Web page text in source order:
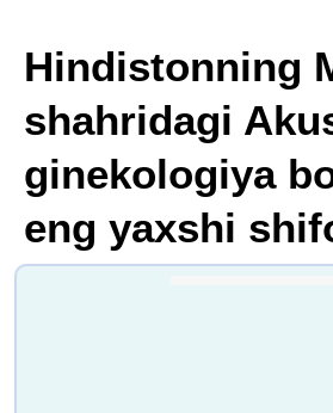
Hindistonning
shahridagi
ginekologiya
eng yaxshi